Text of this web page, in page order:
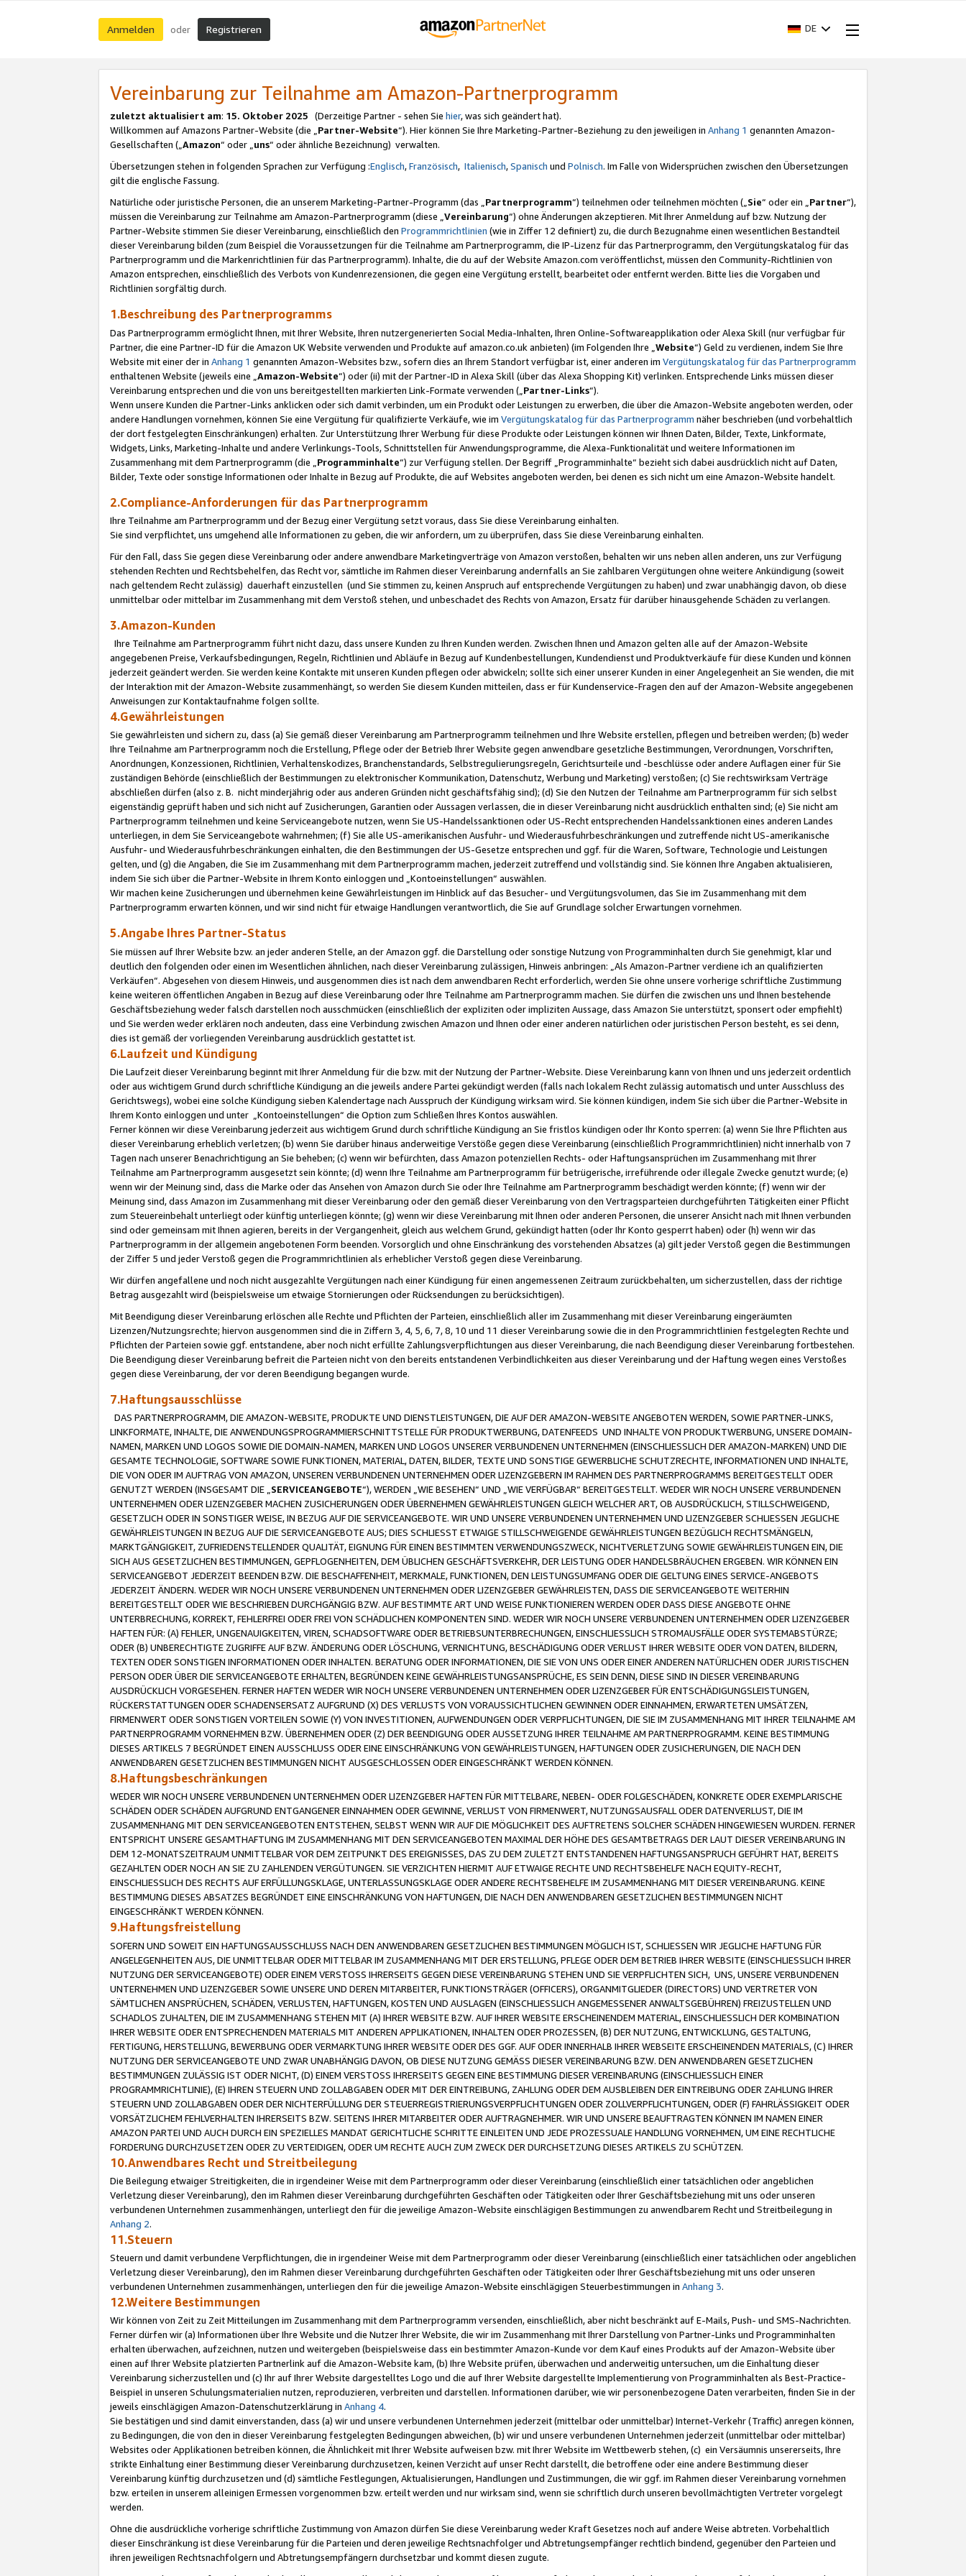
Anmelden oder Registrieren DE
Vereinbarung zur Teilnahme am Amazon-Partnerprogramm
zuletzt aktualisiert am: 15. Oktober 2025 (Derzeitige Partner - sehen Sie hier, was sich geändert hat).
Willkommen auf Amazons Partner-Website (die „Partner-Website“). Hier können Sie Ihre Marketing-Partner-Beziehung zu den jeweiligen in Anhang 1 genannten Amazon-
Gesellschaften („Amazon“ oder „uns“ oder ähnliche Bezeichnung) verwalten.
Übersetzungen stehen in folgenden Sprachen zur Verfügung :Englisch,Französisch, Italienisch,Spanisch und Polnisch. Im Falle von Widersprüchen zwischen den Übersetzungen
gilt die englische Fassung.
Natürliche oder juristische Personen, die an unserem Marketing-Partner-Programm (das „Partnerprogramm“) teilnehmen oder teilnehmen möchten („Sie“ oder ein „Partner“),
müssen die Vereinbarung zur Teilnahme am Amazon-Partnerprogramm (diese „Vereinbarung“) ohne Änderungen akzeptieren. Mit Ihrer Anmeldung auf bzw. Nutzung der
Partner-Website stimmen Sie dieser Vereinbarung, einschließlich den Programmrichtlinien (wie in Ziffer 12 definiert) zu, die durch Bezugnahme einen wesentlichen Bestandteil
dieser Vereinbarung bilden (zum Beispiel die Voraussetzungen für die Teilnahme am Partnerprogramm, die IP-Lizenz für das Partnerprogramm, den Vergütungskatalog für das
Partnerprogramm und die Markenrichtlinien für das Partnerprogramm). Inhalte, die du auf der Website Amazon.com veröffentlichst, müssen den Community-Richtlinien von
Amazon entsprechen, einschließlich des Verbots von Kundenrezensionen, die gegen eine Vergütung erstellt, bearbeitet oder entfernt werden. Bitte lies die Vorgaben und
Richtlinien sorgfältig durch.
1.Beschreibung des Partnerprogramms
Das Partnerprogramm ermöglicht Ihnen, mit Ihrer Website, Ihren nutzergenerierten Social Media-Inhalten, Ihren Online-Softwareapplikation oder Alexa Skill (nur verfügbar für
Partner, die eine Partner-ID für die Amazon UK Website verwenden und Produkte auf amazon.co.uk anbieten) (im Folgenden Ihre „ Website“) Geld zu verdienen, indem Sie Ihre
Website mit einer der in Anhang 1 genannten Amazon-Websites bzw., sofern dies an Ihrem Standort verfügbar ist, einer anderen im Vergütungskatalog für das Partnerprogramm
enthaltenen Website (jeweils eine „ Amazon-Website“) oder (ii) mit der Partner-ID in Alexa Skill (über das Alexa Shopping Kit) verlinken. Entsprechende Links müssen dieser
Vereinbarung entsprechen und die von uns bereitgestellten markierten Link-Formate verwenden („ Partner-Links“).
Wenn unsere Kunden die Partner-Links anklicken oder sich damit verbinden, um ein Produkt oder Leistungen zu erwerben, die über die Amazon-Website angeboten werden, oder
andere Handlungen vornehmen, können Sie eine Vergütung für qualifizierte Verkäufe, wie im Vergütungskatalog für das Partnerprogramm näher beschrieben (und vorbehaltlich
der dort festgelegten Einschränkungen) erhalten. Zur Unterstützung Ihrer Werbung für diese Produkte oder Leistungen können wir Ihnen Daten, Bilder, Texte, Linkformate,
Widgets, Links, Marketing-Inhalte und andere Verlinkungs-Tools, Schnittstellen für Anwendungsprogramme, die Alexa-Funktionalität und weitere Informationen im
Zusammenhang mit dem Partnerprogramm (die „ Programminhalte“) zur Verfügung stellen. Der Begriff „Programminhalte“ bezieht sich dabei ausdrücklich nicht auf Daten,
Bilder, Texte oder sonstige Informationen oder Inhalte in Bezug auf Produkte, die auf Websites angeboten werden, bei denen es sich nicht um eine Amazon-Website handelt.
2.Compliance-Anforderungen für das Partnerprogramm
Ihre Teilnahme am Partnerprogramm und der Bezug einer Vergütung setzt voraus, dass Sie diese Vereinbarung einhalten.
Sie sind verpflichtet, uns umgehend alle Informationen zu geben, die wir anfordern, um zu überprüfen, dass Sie diese Vereinbarung einhalten.
Für den Fall, dass Sie gegen diese Vereinbarung oder andere anwendbare Marketingverträge von Amazon verstoßen, behalten wir uns neben allen anderen, uns zur Verfügung
stehenden Rechten und Rechtsbehelfen, das Recht vor, sämtliche im Rahmen dieser Vereinbarung andernfalls an Sie zahlbaren Vergütungen ohne weitere Ankündigung (soweit
nach geltendem Recht zulässig) dauerhaft einzustellen (und Sie stimmen zu, keinen Anspruch auf entsprechende Vergütungen zu haben) und zwar unabhängig davon, ob diese
unmittelbar oder mittelbar im Zusammenhang mit dem Verstoß stehen, und unbeschadet des Rechts von Amazon, Ersatz für darüber hinausgehende Schäden zu verlangen.
3.Amazon-Kunden
Ihre Teilnahme am Partnerprogramm führt nicht dazu, dass unsere Kunden zu Ihren Kunden werden. Zwischen Ihnen und Amazon gelten alle auf der Amazon-Website
angegebenen Preise, Verkaufsbedingungen, Regeln, Richtlinien und Abläufe in Bezug auf Kundenbestellungen, Kundendienst und Produktverkäufe für diese Kunden und können
jederzeit geändert werden. Sie werden keine Kontakte mit unseren Kunden pflegen oder abwickeln; sollte sich einer unserer Kunden in einer Angelegenheit an Sie wenden, die mit
der Interaktion mit der Amazon-Website zusammenhängt, so werden Sie diesem Kunden mitteilen, dass er für Kundenservice-Fragen den auf der Amazon-Website angegebenen
Anweisungen zur Kontaktaufnahme folgen sollte.
4.Gewährleistungen
Sie gewährleisten und sichern zu, dass (a) Sie gemäß dieser Vereinbarung am Partnerprogramm teilnehmen und Ihre Website erstellen, pflegen und betreiben werden; (b) weder
Ihre Teilnahme am Partnerprogramm noch die Erstellung, Pflege oder der Betrieb Ihrer Website gegen anwendbare gesetzliche Bestimmungen, Verordnungen, Vorschriften,
Anordnungen, Konzessionen, Richtlinien, Verhaltenskodizes, Branchenstandards, Selbstregulierungsregeln, Gerichtsurteile und -beschlüsse oder andere Auflagen einer für Sie
zuständigen Behörde (einschließlich der Bestimmungen zu elektronischer Kommunikation, Datenschutz, Werbung und Marketing) verstoßen; (c) Sie rechtswirksam Verträge
abschließen dürfen (also z. B. nicht minderjährig oder aus anderen Gründen nicht geschäftsfähig sind); (d) Sie den Nutzen der Teilnahme am Partnerprogramm für sich selbst
eigenständig geprüft haben und sich nicht auf Zusicherungen, Garantien oder Aussagen verlassen, die in dieser Vereinbarung nicht ausdrücklich enthalten sind; (e) Sie nicht am
Partnerprogramm teilnehmen und keine Serviceangebote nutzen, wenn Sie US-Handelssanktionen oder US-Recht entsprechenden Handelssanktionen eines anderen Landes
unterliegen, in dem Sie Serviceangebote wahrnehmen; (f) Sie alle US-amerikanischen Ausfuhr- und Wiederausfuhrbeschränkungen und zutreffende nicht US-amerikanische
Ausfuhr- und Wiederausfuhrbeschränkungen einhalten, die den Bestimmungen der US-Gesetze entsprechen und ggf. für die Waren, Software, Technologie und Leistungen
gelten, und (g) die Angaben, die Sie im Zusammenhang mit dem Partnerprogramm machen, jederzeit zutreffend und vollständig sind. Sie können Ihre Angaben aktualisieren,
indem Sie sich über die Partner-Website in Ihrem Konto einloggen und „Kontoeinstellungen“ auswählen.
Wir machen keine Zusicherungen und übernehmen keine Gewährleistungen im Hinblick auf das Besucher- und Vergütungsvolumen, das Sie im Zusammenhang mit dem
Partnerprogramm erwarten können, und wir sind nicht für etwaige Handlungen verantwortlich, die Sie auf Grundlage solcher Erwartungen vornehmen.
5.Angabe Ihres Partner-Status
Sie müssen auf Ihrer Website bzw. an jeder anderen Stelle, an der Amazon ggf. die Darstellung oder sonstige Nutzung von Programminhalten durch Sie genehmigt, klar und
deutlich den folgenden oder einen im Wesentlichen ähnlichen, nach dieser Vereinbarung zulässigen, Hinweis anbringen: „Als Amazon-Partner verdiene ich an qualifizierten
Verkäufen“. Abgesehen von diesem Hinweis, und ausgenommen dies ist nach dem anwendbaren Recht erforderlich, werden Sie ohne unsere vorherige schriftliche Zustimmung
keine weiteren öffentlichen Angaben in Bezug auf diese Vereinbarung oder Ihre Teilnahme am Partnerprogramm machen. Sie dürfen die zwischen uns und Ihnen bestehende
Geschäftsbeziehung weder falsch darstellen noch ausschmücken (einschließlich der expliziten oder impliziten Aussage, dass Amazon Sie unterstützt, sponsert oder empfiehlt)
und Sie werden weder erklären noch andeuten, dass eine Verbindung zwischen Amazon und Ihnen oder einer anderen natürlichen oder juristischen Person besteht, es sei denn,
dies ist gemäß der vorliegenden Vereinbarung ausdrücklich gestattet ist.
6.Laufzeit und Kündigung
Die Laufzeit dieser Vereinbarung beginnt mit Ihrer Anmeldung für die bzw. mit der Nutzung der Partner-Website. Diese Vereinbarung kann von Ihnen und uns jederzeit ordentlich
oder aus wichtigem Grund durch schriftliche Kündigung an die jeweils andere Partei gekündigt werden (falls nach lokalem Recht zulässig automatisch und unter Ausschluss des
Gerichtswegs), wobei eine solche Kündigung sieben Kalendertage nach Ausspruch der Kündigung wirksam wird. Sie können kündigen, indem Sie sich über die Partner-Website in
Ihrem Konto einloggen und unter „Kontoeinstellungen“ die Option zum Schließen Ihres Kontos auswählen.
Ferner können wir diese Vereinbarung jederzeit aus wichtigem Grund durch schriftliche Kündigung an Sie fristlos kündigen oder Ihr Konto sperren: (a) wenn Sie Ihre Pflichten aus
dieser Vereinbarung erheblich verletzen; (b) wenn Sie darüber hinaus anderweitige Verstöße gegen diese Vereinbarung (einschließlich Programmrichtlinien) nicht innerhalb von 7
Tagen nach unserer Benachrichtigung an Sie beheben; (c) wenn wir befürchten, dass Amazon potenziellen Rechts- oder Haftungsansprüchen im Zusammenhang mit Ihrer
Teilnahme am Partnerprogramm ausgesetzt sein könnte; (d) wenn Ihre Teilnahme am Partnerprogramm für betrügerische, irreführende oder illegale Zwecke genutzt wurde; (e)
wenn wir der Meinung sind, dass die Marke oder das Ansehen von Amazon durch Sie oder Ihre Teilnahme am Partnerprogramm beschädigt werden könnte; (f) wenn wir der
Meinung sind, dass Amazon im Zusammenhang mit dieser Vereinbarung oder den gemäß dieser Vereinbarung von den Vertragsparteien durchgeführten Tätigkeiten einer Pflicht
zum Steuereinbehalt unterliegt oder künftig unterliegen könnte; (g) wenn wir diese Vereinbarung mit Ihnen oder anderen Personen, die unserer Ansicht nach mit Ihnen verbunden
sind oder gemeinsam mit Ihnen agieren, bereits in der Vergangenheit, gleich aus welchem Grund, gekündigt hatten (oder Ihr Konto gesperrt haben) oder (h) wenn wir das
Partnerprogramm in der allgemein angebotenen Form beenden. Vorsorglich und ohne Einschränkung des vorstehenden Absatzes (a) gilt jeder Verstoß gegen die Bestimmungen
der Ziffer 5 und jeder Verstoß gegen die Programmrichtlinien als erheblicher Verstoß gegen diese Vereinbarung.
Wir dürfen angefallene und noch nicht ausgezahlte Vergütungen nach einer Kündigung für einen angemessenen Zeitraum zurückbehalten, um sicherzustellen, dass der richtige
Betrag ausgezahlt wird (beispielsweise um etwaige Stornierungen oder Rücksendungen zu berücksichtigen).
Mit Beendigung dieser Vereinbarung erlöschen alle Rechte und Pflichten der Parteien, einschließlich aller im Zusammenhang mit dieser Vereinbarung eingeräumten
Lizenzen/Nutzungsrechte; hiervon ausgenommen sind die in Ziffern 3, 4, 5, 6, 7, 8, 10 und 11 dieser Vereinbarung sowie die in den Programmrichtlinien festgelegten Rechte und
Pflichten der Parteien sowie ggf. entstandene, aber noch nicht erfüllte Zahlungsverpflichtungen aus dieser Vereinbarung, die nach Beendigung dieser Vereinbarung fortbestehen.
Die Beendigung dieser Vereinbarung befreit die Parteien nicht von den bereits entstandenen Verbindlichkeiten aus dieser Vereinbarung und der Haftung wegen eines Verstoßes
gegen diese Vereinbarung, der vor deren Beendigung begangen wurde.
7.Haftungsausschlüsse
DAS PARTNERPROGRAMM, DIE AMAZON-WEBSITE, PRODUKTE UND DIENSTLEISTUNGEN, DIE AUF DER AMAZON-WEBSITE ANGEBOTEN WERDEN, SOWIE PARTNER-LINKS,
LINKFORMATE, INHALTE, DIE ANWENDUNGSPROGRAMMIERSCHNITTSTELLE FÜR PRODUKTWERBUNG, DATENFEEDS UND INHALTE VON PRODUKTWERBUNG, UNSERE DOMAIN-
NAMEN, MARKEN UND LOGOS SOWIE DIE DOMAIN-NAMEN, MARKEN UND LOGOS UNSERER VERBUNDENEN UNTERNEHMEN (EINSCHLIESSLICH DER AMAZON-MARKEN) UND DIE
GESAMTE TECHNOLOGIE, SOFTWARE SOWIE FUNKTIONEN, MATERIAL, DATEN, BILDER, TEXTE UND SONSTIGE GEWERBLICHE SCHUTZRECHTE, INFORMATIONEN UND INHALTE,
DIE VON ODER IM AUFTRAG VON AMAZON, UNSEREN VERBUNDENEN UNTERNEHMEN ODER LIZENZGEBERN IM RAHMEN DES PARTNERPROGRAMMS BEREITGESTELLT ODER
GENUTZT WERDEN (INSGESAMT DIE „ SERVICEANGEBOTE“), WERDEN „WIE BESEHEN“ UND „WIE VERFÜGBAR“ BEREITGESTELLT. WEDER WIR NOCH UNSERE VERBUNDENEN
UNTERNEHMEN ODER LIZENZGEBER MACHEN ZUSICHERUNGEN ODER ÜBERNEHMEN GEWÄHRLEISTUNGEN GLEICH WELCHER ART, OB AUSDRÜCKLICH, STILLSCHWEIGEND,
GESETZLICH ODER IN SONSTIGER WEISE, IN BEZUG AUF DIE SERVICEANGEBOTE. WIR UND UNSERE VERBUNDENEN UNTERNEHMEN UND LIZENZGEBER SCHLIESSEN JEGLICHE
GEWÄHRLEISTUNGEN IN BEZUG AUF DIE SERVICEANGEBOTE AUS; DIES SCHLIESST ETWAIGE STILLSCHWEIGENDE GEWÄHRLEISTUNGEN BEZÜGLICH RECHTSMÄNGELN,
MARKTGÄNGIGKEIT, ZUFRIEDENSTELLENDER QUALITÄT, EIGNUNG FÜR EINEN BESTIMMTEN VERWENDUNGSZWECK, NICHTVERLETZUNG SOWIE GEWÄHRLEISTUNGEN EIN, DIE
SICH AUS GESETZLICHEN BESTIMMUNGEN, GEPFLOGENHEITEN, DEM ÜBLICHEN GESCHÄFTSVERKEHR, DER LEISTUNG ODER HANDELSBRÄUCHEN ERGEBEN. WIR KÖNNEN EIN
SERVICEANGEBOT JEDERZEIT BEENDEN BZW. DIE BESCHAFFENHEIT, MERKMALE, FUNKTIONEN, DEN LEISTUNGSUMFANG ODER DIE GELTUNG EINES SERVICE-ANGEBOTS
JEDERZEIT ÄNDERN. WEDER WIR NOCH UNSERE VERBUNDENEN UNTERNEHMEN ODER LIZENZGEBER GEWÄHRLEISTEN, DASS DIE SERVICEANGEBOTE WEITERHIN
BEREITGESTELLT ODER WIE BESCHRIEBEN DURCHGÄNGIG BZW. AUF BESTIMMTE ART UND WEISE FUNKTIONIEREN WERDEN ODER DASS DIESE ANGEBOTE OHNE
UNTERBRECHUNG, KORREKT, FEHLERFREI ODER FREI VON SCHÄDLICHEN KOMPONENTEN SIND. WEDER WIR NOCH UNSERE VERBUNDENEN UNTERNEHMEN ODER LIZENZGEBER
HAFTEN FÜR: (A) FEHLER, UNGENAUIGKEITEN, VIREN, SCHADSOFTWARE ODER BETRIEBSUNTERBRECHUNGEN, EINSCHLIESSLICH STROMAUSFÄLLE ODER SYSTEMABSTÜRZE;
ODER (B) UNBERECHTIGTE ZUGRIFFE AUF BZW. ÄNDERUNG ODER LÖSCHUNG, VERNICHTUNG, BESCHÄDIGUNG ODER VERLUST IHRER WEBSITE ODER VON DATEN, BILDERN,
TEXTEN ODER SONSTIGEN INFORMATIONEN ODER INHALTEN. BERATUNG ODER INFORMATIONEN, DIE SIE VON UNS ODER EINER ANDEREN NATÜRLICHEN ODER JURISTISCHEN
PERSON ODER ÜBER DIE SERVICEANGEBOTE ERHALTEN, BEGRÜNDEN KEINE GEWÄHRLEISTUNGSANSPRÜCHE, ES SEIN DENN, DIESE SIND IN DIESER VEREINBARUNG
AUSDRÜCKLICH VORGESEHEN. FERNER HAFTEN WEDER WIR NOCH UNSERE VERBUNDENEN UNTERNEHMEN ODER LIZENZGEBER FÜR ENTSCHÄDIGUNGSLEISTUNGEN,
RÜCKERSTATTUNGEN ODER SCHADENSERSATZ AUFGRUND (X) DES VERLUSTS VON VORAUSSICHTLICHEN GEWINNEN ODER EINNAHMEN, ERWARTETEN UMSÄTZEN,
FIRMENWERT ODER SONSTIGEN VORTEILEN SOWIE (Y) VON INVESTITIONEN, AUFWENDUNGEN ODER VERPFLICHTUNGEN, DIE SIE IM ZUSAMMENHANG MIT IHRER TEILNAHME AM
PARTNERPROGRAMM VORNEHMEN BZW. ÜBERNEHMEN ODER (Z) DER BEENDIGUNG ODER AUSSETZUNG IHRER TEILNAHME AM PARTNERPROGRAMM. KEINE BESTIMMUNG
DIESES ARTIKELS 7 BEGRÜNDET EINEN AUSSCHLUSS ODER EINE EINSCHRÄNKUNG VON GEWÄHRLEISTUNGEN, HAFTUNGEN ODER ZUSICHERUNGEN, DIE NACH DEN
ANWENDBAREN GESETZLICHEN BESTIMMUNGEN NICHT AUSGESCHLOSSEN ODER EINGESCHRÄNKT WERDEN KÖNNEN.
8.Haftungsbeschränkungen
WEDER WIR NOCH UNSERE VERBUNDENEN UNTERNEHMEN ODER LIZENZGEBER HAFTEN FÜR MITTELBARE, NEBEN- ODER FOLGESCHÄDEN, KONKRETE ODER EXEMPLARISCHE
SCHÄDEN ODER SCHÄDEN AUFGRUND ENTGANGENER EINNAHMEN ODER GEWINNE, VERLUST VON FIRMENWERT, NUTZUNGSAUSFALL ODER DATENVERLUST, DIE IM
ZUSAMMENHANG MIT DEN SERVICEANGEBOTEN ENTSTEHEN, SELBST WENN WIR AUF DIE MÖGLICHKEIT DES AUFTRETENS SOLCHER SCHÄDEN HINGEWIESEN WURDEN. FERNER
ENTSPRICHT UNSERE GESAMTHAFTUNG IM ZUSAMMENHANG MIT DEN SERVICEANGEBOTEN MAXIMAL DER HÖHE DES GESAMTBETRAGS DER LAUT DIESER VEREINBARUNG IN
DEM 12-MONATSZEITRAUM UNMITTELBAR VOR DEM ZEITPUNKT DES EREIGNISSES, DAS ZU DEM ZULETZT ENTSTANDENEN HAFTUNGSANSPRUCH GEFÜHRT HAT, BEREITS
GEZAHLTEN ODER NOCH AN SIE ZU ZAHLENDEN VERGÜTUNGEN. SIE VERZICHTEN HIERMIT AUF ETWAIGE RECHTE UND RECHTSBEHELFE NACH EQUITY-RECHT,
EINSCHLIESSLICH DES RECHTS AUF ERFÜLLUNGSKLAGE, UNTERLASSUNGSKLAGE ODER ANDERE RECHTSBEHELFE IM ZUSAMMENHANG MIT DIESER VEREINBARUNG. KEINE
BESTIMMUNG DIESES ABSATZES BEGRÜNDET EINE EINSCHRÄNKUNG VON HAFTUNGEN, DIE NACH DEN ANWENDBAREN GESETZLICHEN BESTIMMUNGEN NICHT
EINGESCHRÄNKT WERDEN KÖNNEN.
9.Haftungsfreistellung
SOFERN UND SOWEIT EIN HAFTUNGSAUSSCHLUSS NACH DEN ANWENDBAREN GESETZLICHEN BESTIMMUNGEN MÖGLICH IST, SCHLIESSEN WIR JEGLICHE HAFTUNG FÜR
ANGELEGENHEITEN AUS, DIE UNMITTELBAR ODER MITTELBAR IM ZUSAMMENHANG MIT DER ERSTELLUNG, PFLEGE ODER DEM BETRIEB IHRER WEBSITE (EINSCHLIESSLICH IHRER
NUTZUNG DER SERVICEANGEBOTE) ODER EINEM VERSTOSS IHRERSEITS GEGEN DIESE VEREINBARUNG STEHEN UND SIE VERPFLICHTEN SICH, UNS, UNSERE VERBUNDENEN
UNTERNEHMEN UND LIZENZGEBER SOWIE UNSERE UND DEREN MITARBEITER, FUNKTIONSTRÄGER (OFFICERS), ORGANMITGLIEDER (DIRECTORS) UND VERTRETER VON
SÄMTLICHEN ANSPRÜCHEN, SCHÄDEN, VERLUSTEN, HAFTUNGEN, KOSTEN UND AUSLAGEN (EINSCHLIESSLICH ANGEMESSENER ANWALTSGEBÜHREN) FREIZUSTELLEN UND
SCHADLOS ZUHALTEN, DIE IM ZUSAMMENHANG STEHEN MIT (A) IHRER WEBSITE BZW. AUF IHRER WEBSITE ERSCHEINENDEM MATERIAL, EINSCHLIESSLICH DER KOMBINATION
IHRER WEBSITE ODER ENTSPRECHENDEN MATERIALS MIT ANDEREN APPLIKATIONEN, INHALTEN ODER PROZESSEN, (B) DER NUTZUNG, ENTWICKLUNG, GESTALTUNG,
FERTIGUNG, HERSTELLUNG, BEWERBUNG ODER VERMARKTUNG IHRER WEBSITE ODER DES GGF. AUF ODER INNERHALB IHRER WEBSEITE ERSCHEINENDEN MATERIALS, (C) IHRER
NUTZUNG DER SERVICEANGEBOTE UND ZWAR UNABHÄNGIG DAVON, OB DIESE NUTZUNG GEMÄSS DIESER VEREINBARUNG BZW. DEN ANWENDBAREN GESETZLICHEN
BESTIMMUNGEN ZULÄSSIG IST ODER NICHT, (D) EINEM VERSTOSS IHRERSEITS GEGEN EINE BESTIMMUNG DIESER VEREINBARUNG (EINSCHLIESSLICH EINER
PROGRAMMRICHTLINIE), (E) IHREN STEUERN UND ZOLLABGABEN ODER MIT DER EINTREIBUNG, ZAHLUNG ODER DEM AUSBLEIBEN DER EINTREIBUNG ODER ZAHLUNG IHRER
STEUERN UND ZOLLABGABEN ODER DER NICHTERFÜLLUNG DER STEUERREGISTRIERUNGSVERPFLICHTUNGEN ODER ZOLLVERPFLICHTUNGEN, ODER (F) FAHRLÄSSIGKEIT ODER
VORSÄTZLICHEM FEHLVERHALTEN IHRERSEITS BZW. SEITENS IHRER MITARBEITER ODER AUFTRAGNEHMER. WIR UND UNSERE BEAUFTRAGTEN KÖNNEN IM NAMEN EINER
AMAZON PARTEI UND AUCH DURCH EIN SPEZIELLES MANDAT GERICHTLICHE SCHRITTE EINLEITEN UND JEDE PROZESSUALE HANDLUNG VORNEHMEN, UM EINE RECHTLICHE
FORDERUNG DURCHZUSETZEN ODER ZU VERTEIDIGEN, ODER UM RECHTE AUCH ZUM ZWECK DER DURCHSETZUNG DIESES ARTIKELS ZU SCHÜTZEN.
10.Anwendbares Recht und Streitbeilegung
Die Beilegung etwaiger Streitigkeiten, die in irgendeiner Weise mit dem Partnerprogramm oder dieser Vereinbarung (einschließlich einer tatsächlichen oder angeblichen
Verletzung dieser Vereinbarung), den im Rahmen dieser Vereinbarung durchgeführten Geschäften oder Tätigkeiten oder Ihrer Geschäftsbeziehung mit uns oder unseren
verbundenen Unternehmen zusammenhängen, unterliegt den für die jeweilige Amazon-Website einschlägigen Bestimmungen zu anwendbarem Recht und Streitbeilegung in
Anhang 2.
11.Steuern
Steuern und damit verbundene Verpflichtungen, die in irgendeiner Weise mit dem Partnerprogramm oder dieser Vereinbarung (einschließlich einer tatsächlichen oder angeblichen
Verletzung dieser Vereinbarung), den im Rahmen dieser Vereinbarung durchgeführten Geschäften oder Tätigkeiten oder Ihrer Geschäftsbeziehung mit uns oder unseren
verbundenen Unternehmen zusammenhängen, unterliegen den für die jeweilige Amazon-Website einschlägigen Steuerbestimmungen in Anhang 3.
12.Weitere Bestimmungen
Wir können von Zeit zu Zeit Mitteilungen im Zusammenhang mit dem Partnerprogramm versenden, einschließlich, aber nicht beschränkt auf E-Mails, Push- und SMS-Nachrichten.
Ferner dürfen wir (a) Informationen über Ihre Website und die Nutzer Ihrer Website, die wir im Zusammenhang mit Ihrer Darstellung von Partner-Links und Programminhalten
erhalten überwachen, aufzeichnen, nutzen und weitergeben (beispielsweise dass ein bestimmter Amazon-Kunde vor dem Kauf eines Produkts auf der Amazon-Website über
einen auf Ihrer Website platzierten Partnerlink auf die Amazon-Website kam, (b) Ihre Website prüfen, überwachen und anderweitig untersuchen, um die Einhaltung dieser
Vereinbarung sicherzustellen und (c) Ihr auf Ihrer Website dargestelltes Logo und die auf Ihrer Website dargestellte Implementierung von Programminhalten als Best-Practice-
Beispiel in unseren Schulungsmaterialien nutzen, reproduzieren, verbreiten und darstellen. Informationen darüber, wie wir personenbezogene Daten verarbeiten, finden Sie in der
jeweils einschlägigen Amazon-Datenschutzerklärung in Anhang 4.
Sie bestätigen und sind damit einverstanden, dass (a) wir und unsere verbundenen Unternehmen jederzeit (mittelbar oder unmittelbar) Internet-Verkehr (Traffic) anregen können,
zu Bedingungen, die von den in dieser Vereinbarung festgelegten Bedingungen abweichen, (b) wir und unsere verbundenen Unternehmen jederzeit (unmittelbar oder mittelbar)
Websites oder Applikationen betreiben können, die Ähnlichkeit mit Ihrer Website aufweisen bzw. mit Ihrer Website im Wettbewerb stehen, (c) ein Versäumnis unsererseits, Ihre
strikte Einhaltung einer Bestimmung dieser Vereinbarung durchzusetzen, keinen Verzicht auf unser Recht darstellt, die betroffene oder eine andere Bestimmung dieser
Vereinbarung künftig durchzusetzen und (d) sämtliche Festlegungen, Aktualisierungen, Handlungen und Zustimmungen, die wir ggf. im Rahmen dieser Vereinbarung vornehmen
bzw. erteilen in unserem alleinigen Ermessen vorgenommen bzw. erteilt werden und nur wirksam sind, wenn sie schriftlich durch unseren bevollmächtigten Vertreter vorgelegt
werden.
Ohne die ausdrückliche vorherige schriftliche Zustimmung von Amazon dürfen Sie diese Vereinbarung weder Kraft Gesetzes noch auf andere Weise abtreten. Vorbehaltlich
dieser Einschränkung ist diese Vereinbarung für die Parteien und deren jeweilige Rechtsnachfolger und Abtretungsempfänger rechtlich bindend, gegenüber den Parteien und
ihren jeweiligen Rechtsnachfolgern und Abtretungsempfängern durchsetzbar und kommt diesen zugute.